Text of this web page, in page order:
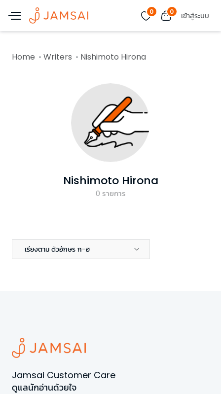
0 0 เข้าสู่ระบบ
Home Writers Nishimoto Hirona
Nishimoto Hirona
0 รายการ
เรียงตาม ตัวอักษร ก-ฮ
Jamsai Customer Care
ดูแลนักอ่านด้วยใจ